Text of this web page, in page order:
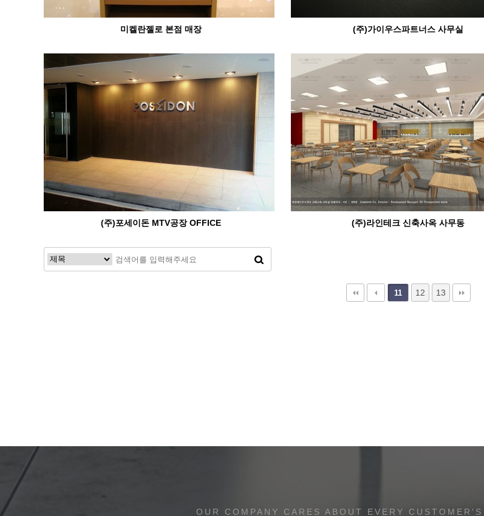
미켈란젤로 본점 매장 (주)가이우스파트너스 사무실
(주)포세이돈 MTV공장 OFFICE (주)라인테크 신축사옥 사무동
11 12 13
OUR COMPANY CARES ABOUT EVERY